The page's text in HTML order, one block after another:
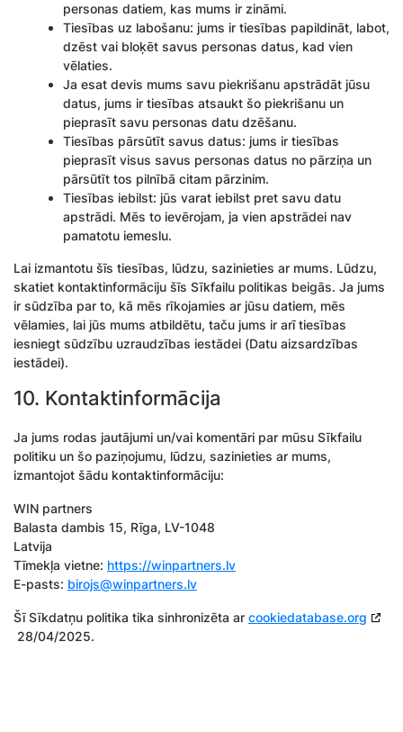
personas datiem, kas mums ir zināmi.
Tiesības uz labošanu: jums ir tiesības papildināt, labot,
dzēst vai bloķēt savus personas datus, kad vien
vēlaties.
Ja esat devis mums savu piekrišanu apstrādāt jūsu
datus, jums ir tiesības atsaukt šo piekrišanu un
pieprasīt savu personas datu dzēšanu.
Tiesības pārsūtīt savus datus: jums ir tiesības
pieprasīt visus savus personas datus no pārziņa un
pārsūtīt tos pilnībā citam pārzinim.
Tiesības iebilst: jūs varat iebilst pret savu datu
apstrādi. Mēs to ievērojam, ja vien apstrādei nav
pamatotu iemeslu.
Lai izmantotu šīs tiesības, lūdzu, sazinieties ar mums. Lūdzu,
skatiet kontaktinformāciju šīs Sīkfailu politikas beigās. Ja jums
ir sūdzība par to, kā mēs rīkojamies ar jūsu datiem, mēs
vēlamies, lai jūs mums atbildētu, taču jums ir arī tiesības
iesniegt sūdzību uzraudzības iestādei (Datu aizsardzības
iestādei).
10. Kontaktinformācija
Ja jums rodas jautājumi un/vai komentāri par mūsu Sīkfailu
politiku un šo paziņojumu, lūdzu, sazinieties ar mums,
izmantojot šādu kontaktinformāciju:
WIN partners
Balasta dambis 15, Rīga, LV-1048
Latvija
Tīmekļa vietne: https://winpartners.lv
E-pasts: birojs@winpartners.lv
Šī Sīkdatņu politika tika sinhronizēta ar cookiedatabase.org
28/04/2025.